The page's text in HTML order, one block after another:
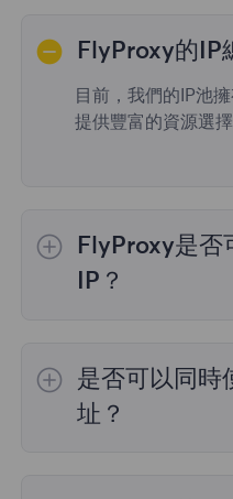
FlyProxy的IP
目前，我們的IP池
提供豐富的資源選擇
FlyProxy是否
IP？
的代理選擇； 靜態
理，購買時您可以
是否可以同時
址？